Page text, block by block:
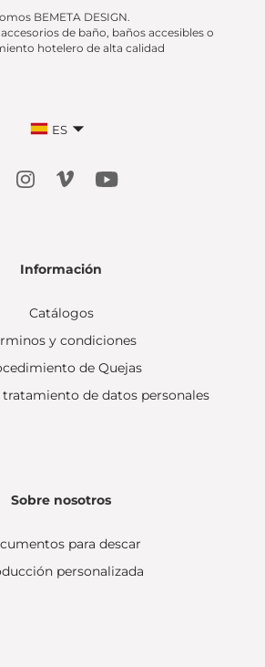
BEMETA DESIGN.
de baño, baños accesibles o
hotelero de alta calidad
ES
Información
Catálogos
y condiciones
de Quejas
de datos personales
Sobre nosotros
para descar
personalizada